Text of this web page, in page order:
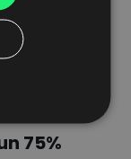
75%
FRENCH